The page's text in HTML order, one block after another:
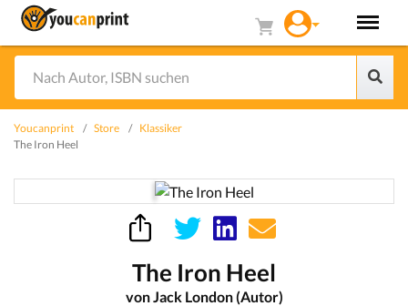
Youcanprint Store
Klassiker
The Iron Heel
The Iron Heel
von Jack London (Autor)